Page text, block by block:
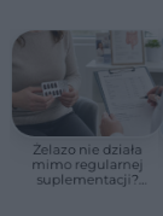
Żelazo nie działa
mimo regularnej
suplementacji?